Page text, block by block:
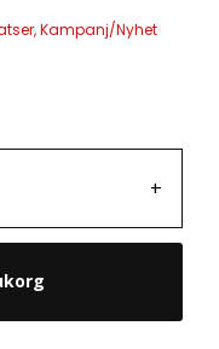
,Kampanj/Nyhet
+